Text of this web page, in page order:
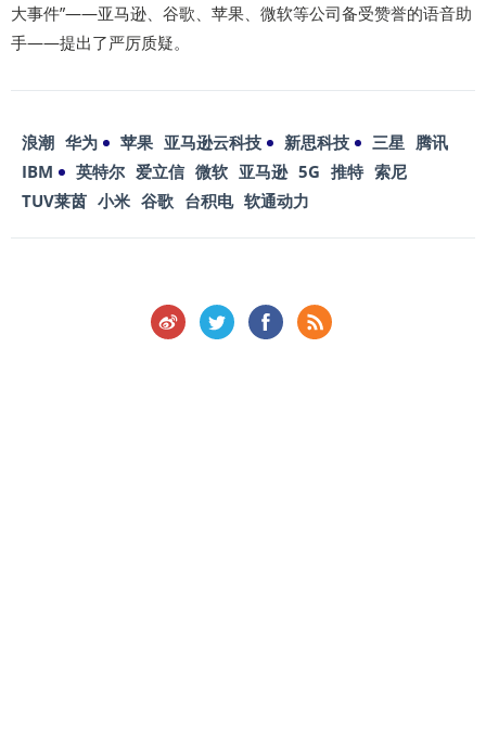
大事件”——亚马逊、谷歌、苹果、微软等公司备受赞誉的语音助
手——提出了严厉质疑。
浪潮 华为 苹果 亚马逊云科技 新思科技 三星 腾讯
IBM
英特尔 爱立信 微软 亚马逊 5G 推特 索尼
TUV莱茵 小米 谷歌 台积电 软通动力